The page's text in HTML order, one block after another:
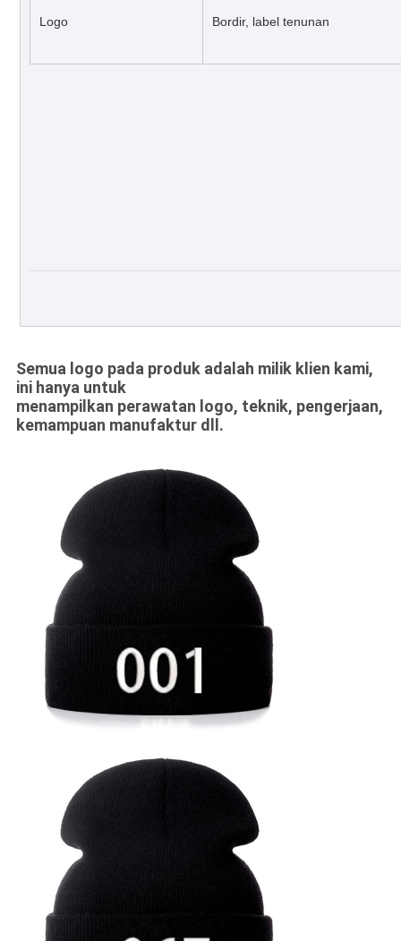
Logo Bordir, label tenunan
Semua logo pada produk adalah milik klien kami,
ini hanya untuk
menampilkan perawatan logo, teknik, pengerjaan,
kemampuan manufaktur dll.